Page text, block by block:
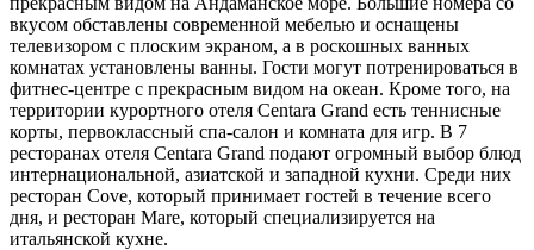
вкусом обставлены современной мебелью и оснащены
телевизором с плоским экраном, а в роскошных ванных
комнатах установлены ванны. Гости могут потренироваться в
фитнес-центре с прекрасным видом на океан. Кроме того, на
территории курортного отеля Centara Grand есть теннисные
корты, первоклассный спа-салон и комната для игр. В 7
ресторанах отеля Centara Grand подают огромный выбор блюд
интернациональной, азиатской и западной кухни. Среди них
ресторан Cove, который принимает гостей в течение всего
дня, и ресторан Mare, который специализируется на
итальянской кухне.